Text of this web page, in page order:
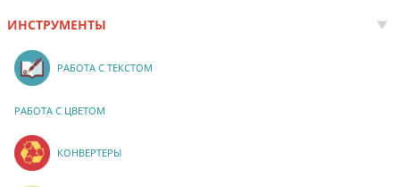
ИНСТРУМЕНТЫ
РАБОТА С ТЕКСТОМ
РАБОТА С ЦВЕТОМ
КОНВЕРТЕРЫ